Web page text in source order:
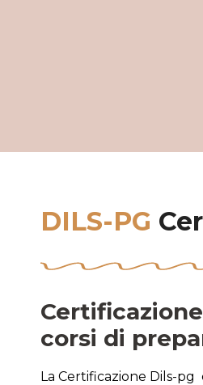
DILS-PG
corsi di
La Certificazione Dils-pg